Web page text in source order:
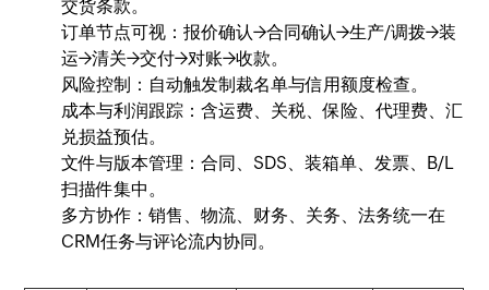
交货条款。
订单节点可视：报价确认→合同确认→生产/调拨→装
运→清关→交付→对账→收款。
风险控制：自动触发制裁名单与信用额度检查。
成本与利润跟踪：含运费、关税、保险、代理费、汇
兑损益预估。
文件与版本管理：合同、SDS、装箱单、发票、B/L
扫描件集中。
多方协作：销售、物流、财务、关务、法务统一在
CRM任务与评论流内协同。